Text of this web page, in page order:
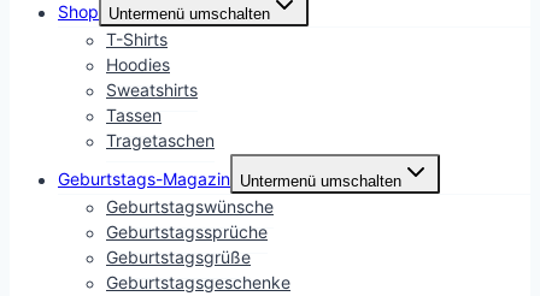
Shop
Untermenü umschalten
T-Shirts
Hoodies
Sweatshirts
Tassen
Tragetaschen
Geburtstags-Magazin Untermenü umschalten
Geburtstagswünsche
Geburtstagssprüche
Geburtstagsgrüße
Geburtstagsgeschenke